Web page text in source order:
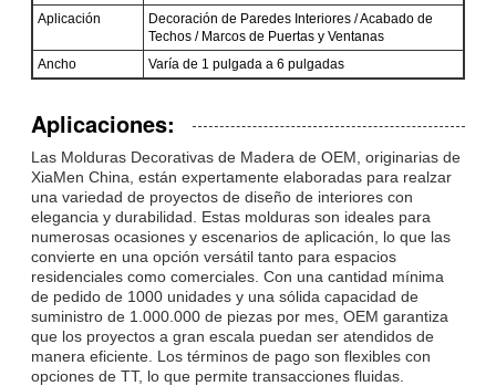
Aplicación
Decoración de Paredes Interiores / Acabado de
Techos / Marcos de Puertas y Ventanas
Ancho
Varía de 1 pulgada a 6 pulgadas
Aplicaciones:
Las Molduras Decorativas de Madera de OEM, originarias de
XiaMen China, están expertamente elaboradas para realzar
una variedad de proyectos de diseño de interiores con
elegancia y durabilidad. Estas molduras son ideales para
numerosas ocasiones y escenarios de aplicación, lo que las
convierte en una opción versátil tanto para espacios
residenciales como comerciales. Con una cantidad mínima
de pedido de 1000 unidades y una sólida capacidad de
suministro de 1.000.000 de piezas por mes, OEM garantiza
que los proyectos a gran escala puedan ser atendidos de
manera eficiente. Los términos de pago son flexibles con
opciones de TT, lo que permite transacciones fluidas.